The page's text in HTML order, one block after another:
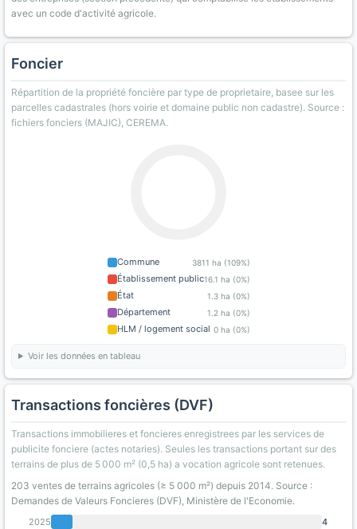
avec un code d'activité agricole.
Foncier
Répartition de la propriété foncière par type de proprietaire, basee sur les
parcelles cadastrales (hors voirie et domaine public non cadastre). Source :
fichiers fonciers (MAJIC), CEREMA.
Commune 3811 ha (109%)
Établissement public16.1 ha (0%)
État 1.3 ha (0%)
Département 1.2 ha (0%)
HLM / logement social 0 ha (0%)
Voir les données en tableau
Transactions foncières (DVF)
Transactions immobilieres et foncieres enregistrees par les services de
publicite fonciere (actes notaries). Seules les transactions portant sur des
terrains de plus de 5 000 m² (0,5 ha) a vocation agricole sont retenues.
203 ventes de terrains agricoles (≥ 5 000 m²) depuis 2014. Source :
Demandes de Valeurs Foncieres (DVF), Ministère de l'Economie.
2025
4